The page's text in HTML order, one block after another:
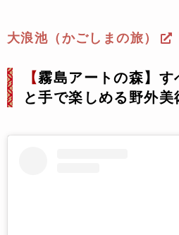
大浪池（かごしまの旅）
【霧島アートの森】す
と手で楽しめる野外美